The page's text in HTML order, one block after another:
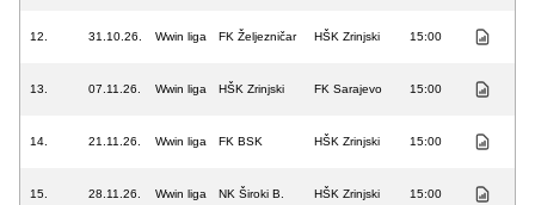
12. 31.10.26. Wwin liga FK Željezničar HŠK Zrinjski 15:00
13. 07.11.26. Wwin liga HŠK Zrinjski FK Sarajevo 15:00
14. 21.11.26. Wwin liga FK BSK HŠK Zrinjski 15:00
15. 28.11.26. Wwin liga NK Široki B. HŠK Zrinjski 15:00